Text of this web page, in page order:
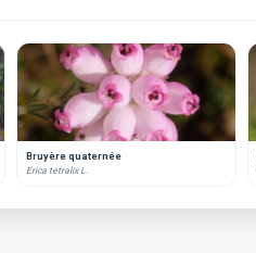
Bruyère quaternée
Erica tetralix L.